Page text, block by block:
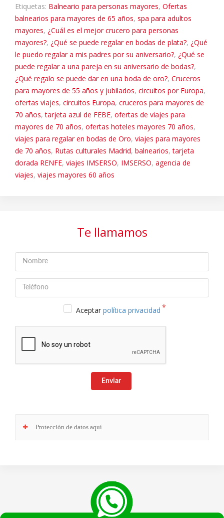
Etiquetas: Balneario para personas mayores, Ofertas
balnearios para mayores de 65 años, spa para adultos
mayores, ¿Cuál es el mejor crucero para personas
mayores?, ¿Qué se puede regalar en bodas de plata?, ¿Qué
le puedo regalar a mis padres por su aniversario?, ¿Qué se
puede regalar a una pareja en su aniversario de bodas?,
¿Qué regalo se puede dar en una boda de oro?, Cruceros
para mayores de 55 años y jubilados, circuitos por Europa,
ofertas viajes, circuitos Europa, cruceros para mayores de
70 años,tarjeta azul de FEBE, ofertas de viajes para
mayores de 70 años, ofertas hoteles mayores 70 años,
viajes para regalar en bodas de Oro, viajes para mayores
de 70 años, Rutas culturales Madrid, balnearios,tarjeta
dorada RENFE, viajes IMSERSO, IMSERSO, agencia de
viajes, viajes mayores 60 años
Te llamamos
Aceptarpolítica privacidad
Enviar
Protección de datos aquí
: Consentimiento del interesado.
Destinatarios: Plataforma de Mail marketing-Empresas del grupo CEA.